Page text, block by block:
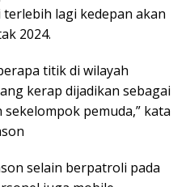
lagi kedepan akan
2024.
titik di wilayah
kerap dijadikan sebagai
pemuda,” kata
selain berpatroli pada